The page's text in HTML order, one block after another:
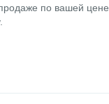
по вашей цене